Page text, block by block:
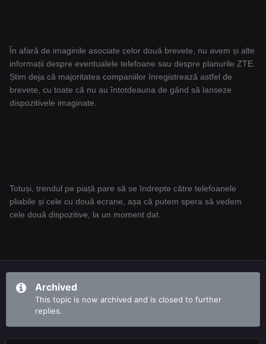
În afară de imaginile asociate celor două brevete, nu avem și alte
informații despre eventualele telefoane sau despre planurile ZTE.
Știm deja că majoritatea companiilor înregistrează astfel de
brevete, cu toate că nu au întotdeauna de gând să lanseze
dispozitivele imaginate.
Totuși, trendul pe piață pare să se îndrepte către telefoanele
pliabile și cele cu două ecrane, așa că putem spera să vedem
cele două dispozitive, la un moment dat.
Archived
This topic is now archived and is closed to further
replies.